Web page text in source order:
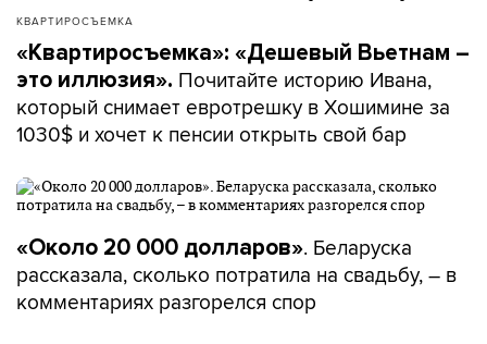
КВАРТИРОСЪЕМКА
«Квартиросъемка»: «Дешевый Вьетнам –
это иллюзия». Почитайте историю Ивана,
который снимает евротрешку в Хошимине за
1030$ и хочет к пенсии открыть свой бар
«Около 20 000 долларов». Беларуска
рассказала, сколько потратила на свадьбу, – в
комментариях разгорелся спор